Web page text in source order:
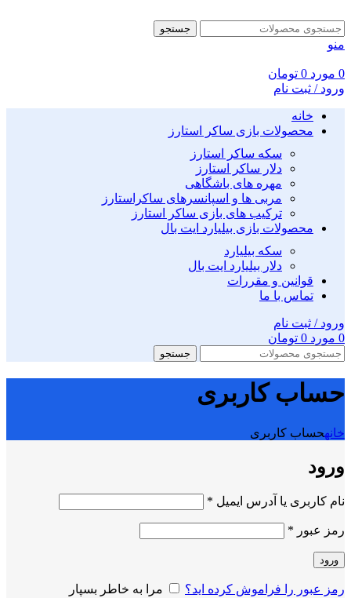
جستجو
منو
0 مورد 0 تومان
ورود / ثبت نام
خانه
محصولات بازی ساکر استارز
سکه ساکر استارز
دلار ساکر استارز
مهره های باشگاهی
مربی ها و اسپانسرهای ساکراستارز
ترکیب های بازی ساکر استارز
محصولات بازی بیلیارد ایت بال
سکه بیلیارد
دلار بیلیارد ایت بال
قوانین و مقررات
تماس با ما
ورود / ثبت نام
0 مورد 0 تومان
جستجو
حساب کاربری
خانهحساب کاربری
ورود
نام کاربری یا آدرس ایمیل *
رمز عبور *
ورود
رمز عبور را فراموش کرده اید؟ مرا به خاطر بسپار